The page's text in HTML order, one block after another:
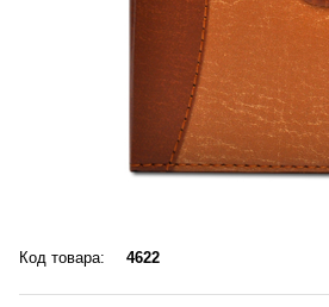
Код товара: 4622